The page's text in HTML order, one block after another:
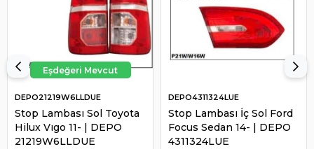
Stop Lambası Sol Toyota
Hilux Vıgo 11- | DEPO
21219W6LLDUE
DEPO21219W6LLDUE
Stop Lambası İç Sol Ford
Focus Sedan 14- | DEPO
4311324LUE
DEPO4311324LUE